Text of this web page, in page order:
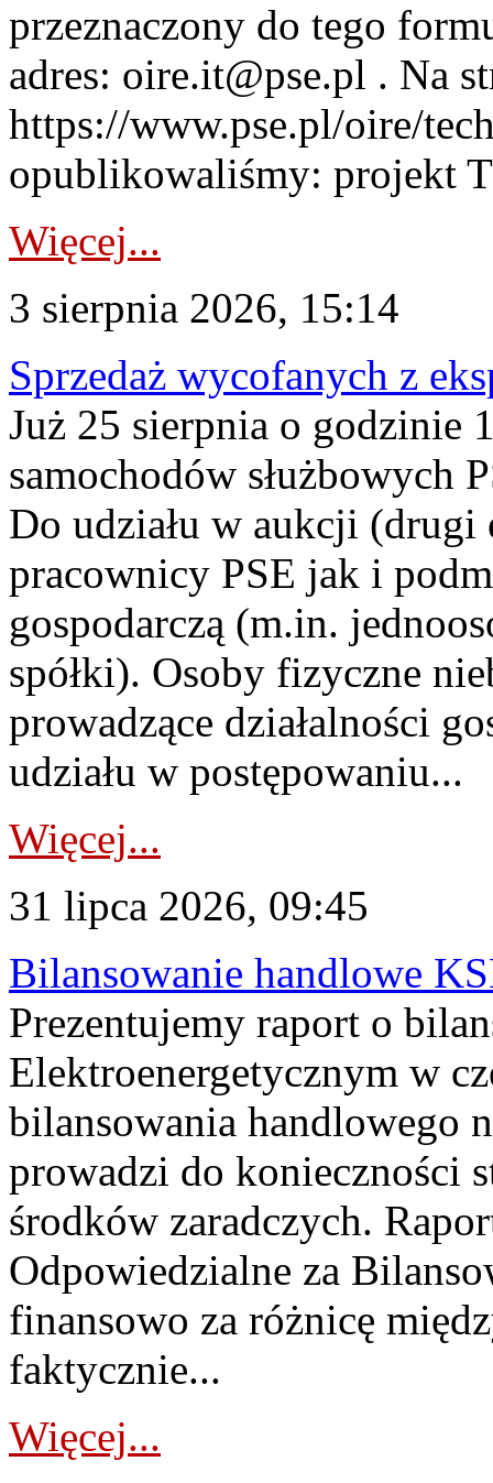
przeznaczony do tego
adres: oire.it@pse.pl . Na
https://www.pse.pl/oire/
opublikowaliśmy: projekt
Więcej...
3 sierpnia 2026, 15:14
Sprzedaż wycofanych z
Już 25 sierpnia o godzinie
samochodów służbowych
Do udziału w aukcji (drugi
pracownicy PSE jak i
gospodarczą (m.in.
spółki). Osoby fizyczne
prowadzące działalności
udziału w postępowaniu...
Więcej...
31 lipca 2026, 09:45
Bilansowanie handlowe
Prezentujemy raport o
Elektroenergetycznym w
bilansowania handlowego
prowadzi do konieczności
środków zaradczych.
Odpowiedzialne za
finansowo za różnicę
faktycznie...
Więcej...